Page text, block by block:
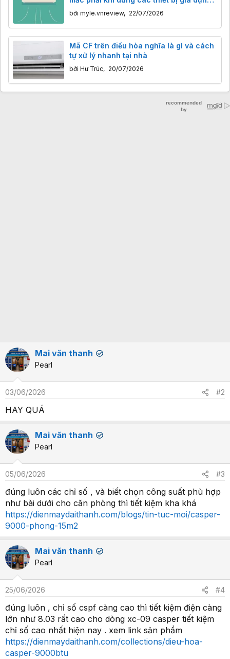
trong nhà
bởi myle.vnreview, 22/07/2026
Mã CF trên điều hòa nghĩa là gì và cách
tự xử lý nhanh tại nhà
bởi Hư Trúc, 20/07/2026
Mai văn thanh ✔
Pearl
03/06/2026 #2
HAY QUÁ
Mai văn thanh ✔
Pearl
05/06/2026 #3
đúng luôn các chỉ số , và biết chọn công suất phù hợp
như bài dưới cho căn phòng thì tiết kiệm kha khá
https://dienmaydaithanh.com/blogs/tin-tuc-moi/casper-
9000-phong-15m2
Mai văn thanh ✔
Pearl
25/06/2026 #4
đúng luôn , chỉ số cspf càng cao thì tiết kiệm điện càng
lớn như 8.03 rất cao cho dòng xc-09 casper tiết kiệm
chỉ số cao nhất hiện nay . xem link sản phẩm
https://dienmaydaithanh.com/collections/dieu-hoa-
casper-9000btu